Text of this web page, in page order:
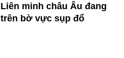
Liên minh châu Âu đang
trên bờ vực sụp đổ